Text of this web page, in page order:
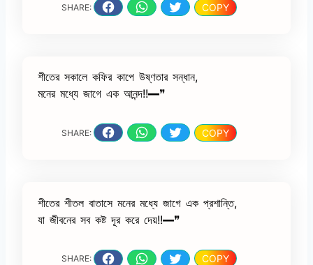
SHARE: COPY
শীতের সকালে কফির কাপে উষ্ণতার সন্ধান,
মনের মধ্যে জাগে এক আনন্দ!!━❞
SHARE: COPY
শীতের শীতল বাতাসে মনের মধ্যে জাগে এক প্রশান্তি,
যা জীবনের সব কষ্ট দূর করে দেয়!!━❞
SHARE: COPY